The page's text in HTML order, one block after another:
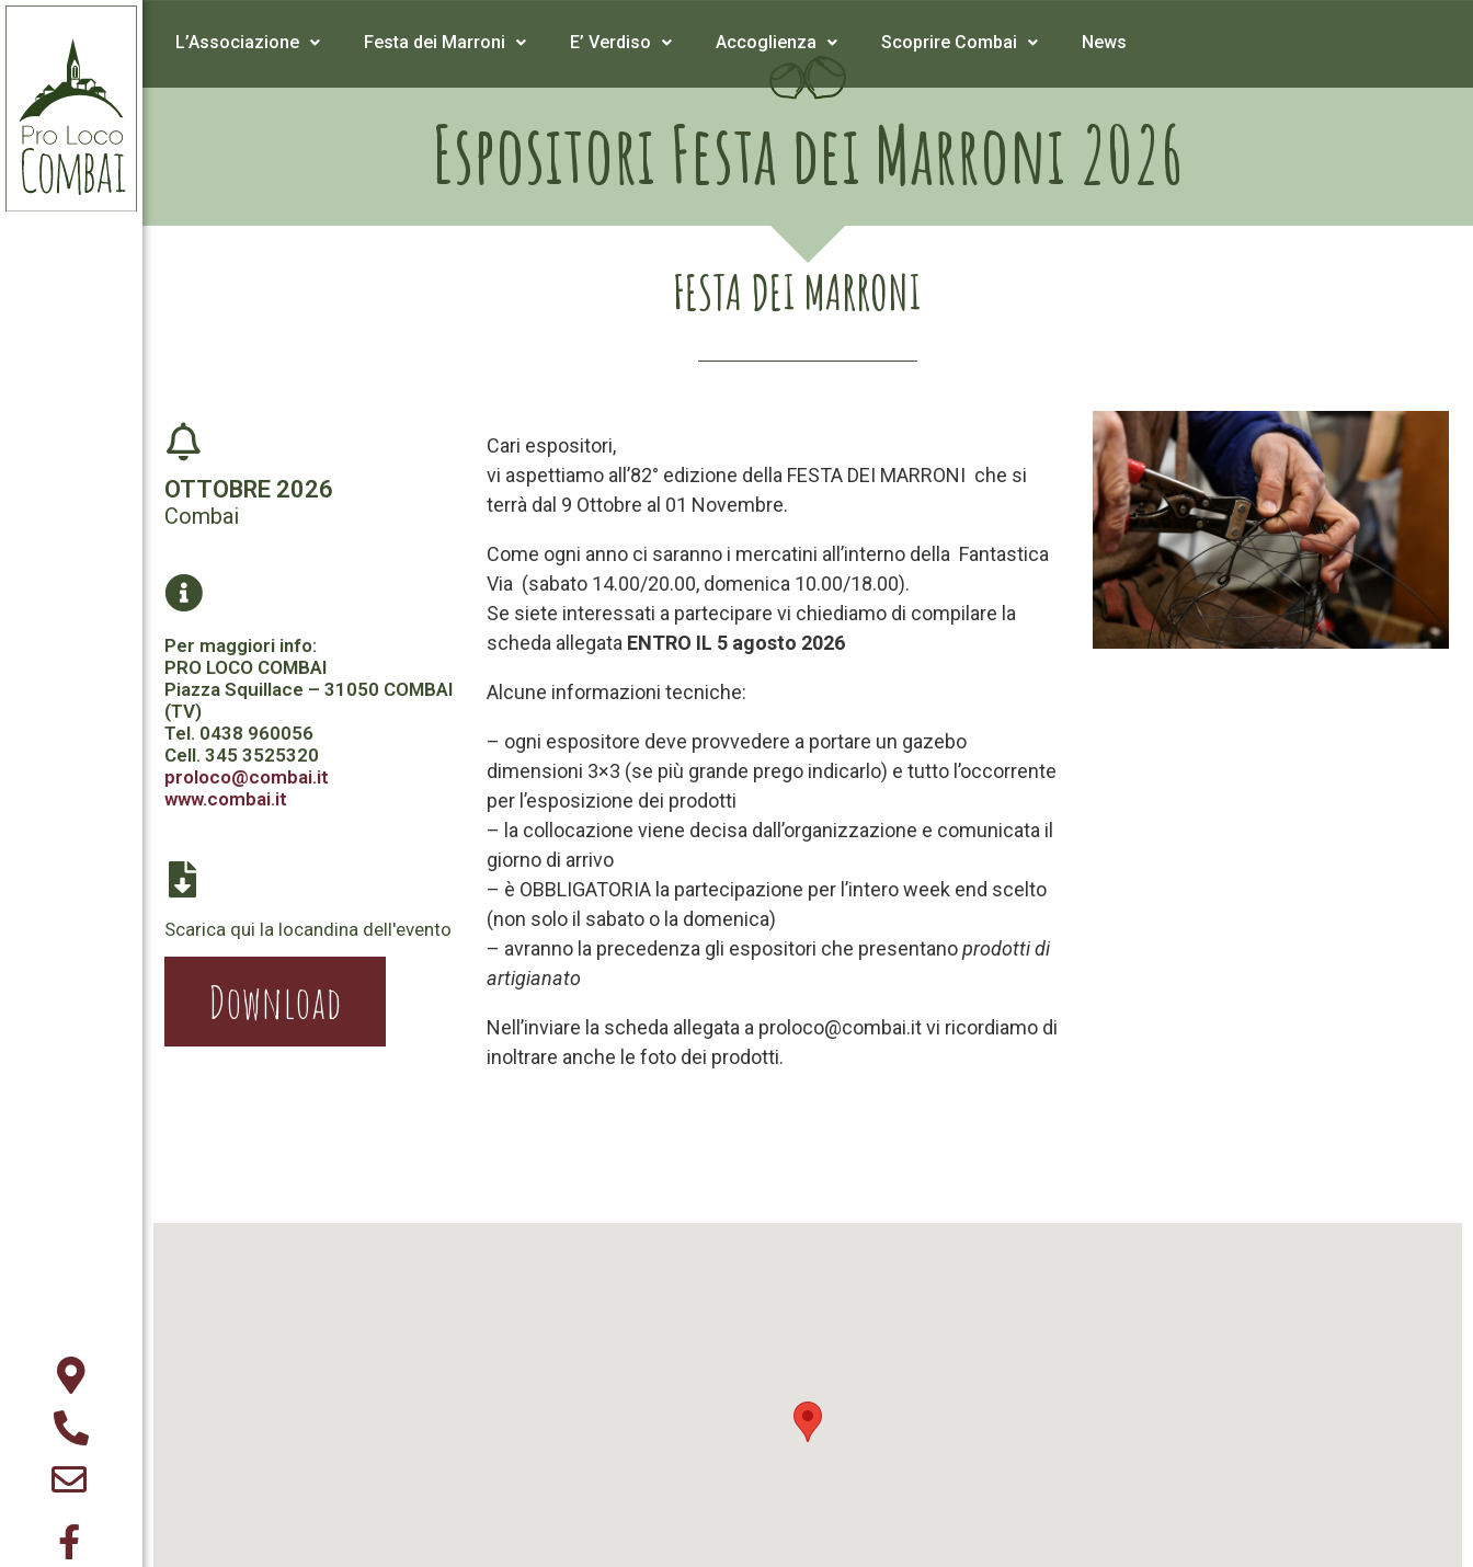
L’Associazione Festa dei Marroni E’ Verdiso Accoglienza Scoprire Combai News
Espositori Festa dei Marroni 2026
FESTA DEI MARRONI
OTTOBRE 2026
Combai
Per maggiori info:
PRO LOCO COMBAI
Piazza Squillace – 31050 COMBAI
(TV)
Tel. 0438 960056
Cell. 345 3525320
proloco@combai.it
www.combai.it
Scarica qui la locandina dell'evento
Download
Cari espositori,
vi aspettiamo all’82° edizione della FESTA DEI MARRONI che si
terrà dal 9 Ottobre al 01 Novembre.
Come ogni anno ci saranno i mercatini all’interno della Fantastica
Via (sabato 14.00/20.00, domenica 10.00/18.00).
Se siete interessati a partecipare vi chiediamo di compilare la
scheda allegataENTRO IL 5 agosto 2026
Alcune informazioni tecniche:
– ogni espositore deve provvedere a portare un gazebo
dimensioni 3×3 (se più grande prego indicarlo) e tutto l’occorrente
per l’esposizione dei prodotti
– la collocazione viene decisa dall’organizzazione e comunicata il
giorno di arrivo
– è OBBLIGATORIA la partecipazione per l’intero week end scelto
(non solo il sabato o la domenica)
– avranno la precedenza gli espositori che presentanoprodotti di
artigianato
Nell’inviare la scheda allegata a proloco@combai.it vi ricordiamo di
inoltrare anche le foto dei prodotti.